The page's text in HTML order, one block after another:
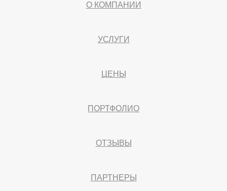
О КОМПАНИИ
УСЛУГИ
ЦЕНЫ
ПОРТФОЛИО
ОТЗЫВЫ
ПАРТНЕРЫ